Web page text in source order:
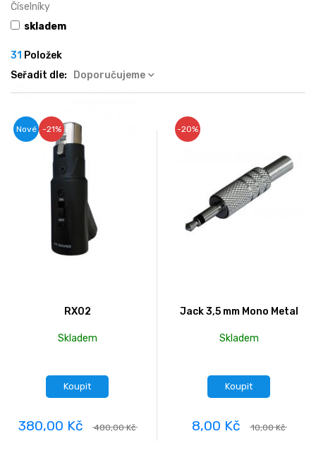
Číselníky
skladem
31 Položek
Seřadit dle:
Doporučujeme
RX02
Skladem
Koupit
380,00 Kč 480,00 Kč
Nové -21%
Jack 3,5 mm Mono Metal
Skladem
Koupit
8,00 Kč 10,00 Kč
-20%